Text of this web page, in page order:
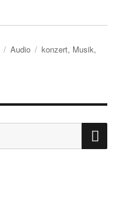
Kategorien
Audio Schlagwörter
konzert, Musik,